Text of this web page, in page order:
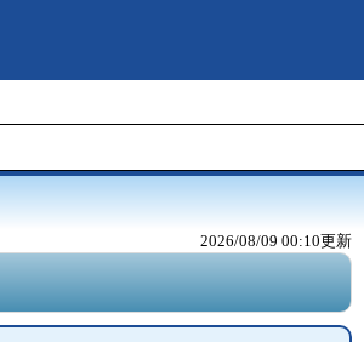
2026/08/09 00:10更新